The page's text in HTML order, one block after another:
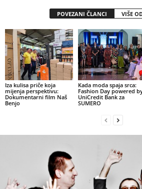
POVEZANI ČLANCI VIŠE
Iza kulisa priče koja
mijenja perspektivu:
Dokumentarni film Naš
Benjo
Kada moda spaja srca:
Fashion Day powered
UniCredit Bank za
SUMERO